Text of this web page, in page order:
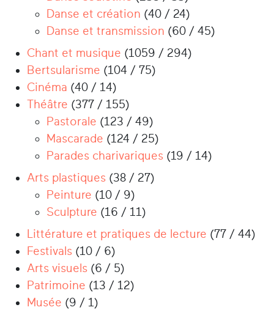
Danse et création (40 / 24)
Danse et transmission (60 / 45)
Chant et musique (1059 / 294)
Bertsularisme (104 / 75)
Cinéma (40 / 14)
Théâtre (377 / 155)
Pastorale (123 / 49)
Mascarade (124 / 25)
Parades charivariques (19 / 14)
Arts plastiques (38 / 27)
Peinture (10 / 9)
Sculpture (16 / 11)
Littérature et pratiques de lecture (77 / 44)
Festivals (10 / 6)
Arts visuels (6 / 5)
Patrimoine (13 / 12)
Musée (9 / 1)